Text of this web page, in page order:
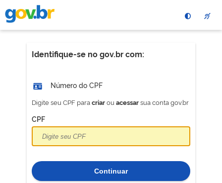
para
conteÃºdo
Identifique-se no gov.br com:
Número do CPF
Digite seu CPF paracriarou acessarsua conta gov.br
CPF
Continuar